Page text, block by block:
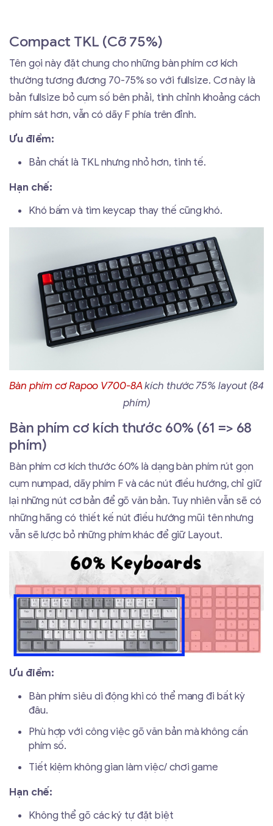
Compact TKL (Cỡ 75%)
Tên gọi này đặt chung cho những bàn phím cơ kích
thường tương đương 70-75% so với fullsize. Cơ này là
bản fullsize bỏ cụm số bên phải, tinh chỉnh khoảng cách
phím sát hơn, vẫn có dãy F phía trên đỉnh.
Ưu điểm:
Bản chất là TKL nhưng nhỏ hơn, tinh tế.
Hạn chế:
Khó bấm và tìm keycap thay thế cũng khó.
Bàn phím cơ Rapoo V700-8Akích thước 75% layout (84
phím)
Bàn phím cơ kích thước 60% (61 => 68
phím)
Bàn phím cơ kích thước 60% là dạng bàn phím rút gọn
cụm numpad, dãy phím F và các nút điều hướng, chỉ giữ
lại những nút cơ bản để gõ văn bản. Tuy nhiên vẫn sẽ có
những hãng có thiết kế nút điều hướng mũi tên nhưng
vẫn sẽ lược bỏ những phím khác để giữ Layout.
Ưu điểm:
Bàn phím siêu di động khi có thể mang đi bất kỳ
đâu.
Phù hợp với công việc gõ văn bản mà không cần
phím số.
Tiết kiệm không gian làm việc/ chơi game
Hạn chế:
Không thể gõ các ký tự đặt biệt